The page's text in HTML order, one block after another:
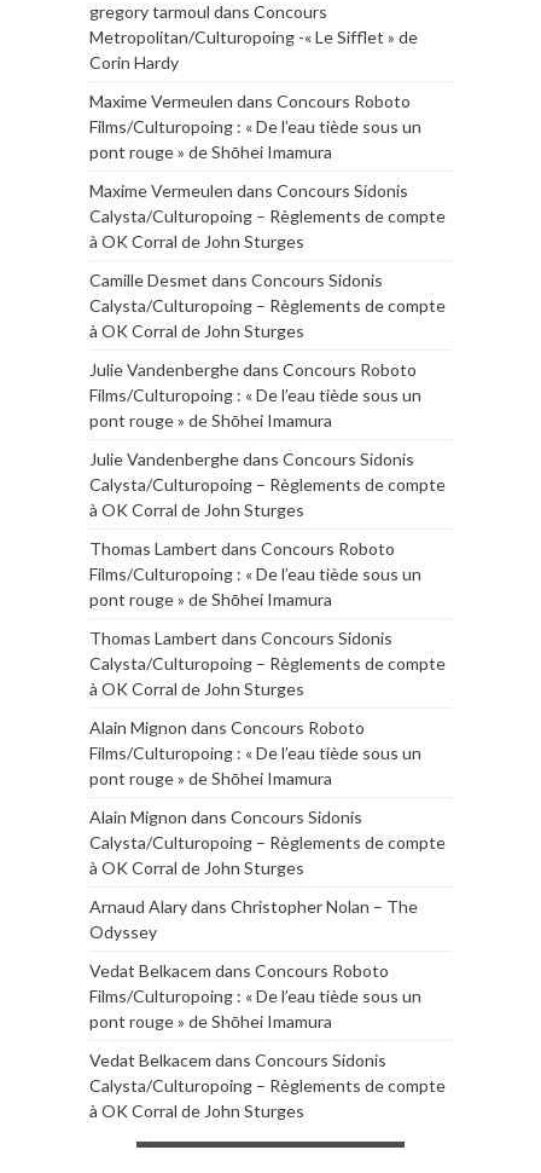
gregory tarmoul dans Concours
Metropolitan/Culturopoing -« Le Sifflet » de
Corin Hardy
Maxime Vermeulen dans Concours Roboto
Films/Culturopoing : « De l’eau tiède sous un
pont rouge » de Shōhei Imamura
Maxime Vermeulen dans Concours Sidonis
Calysta/Culturopoing – Règlements de compte
à OK Corral de John Sturges
Camille Desmet dans Concours Sidonis
Calysta/Culturopoing – Règlements de compte
à OK Corral de John Sturges
Julie Vandenberghedans Concours Roboto
Films/Culturopoing : « De l’eau tiède sous un
pont rouge » de Shōhei Imamura
Julie Vandenberghedans Concours Sidonis
Calysta/Culturopoing – Règlements de compte
à OK Corral de John Sturges
Thomas Lambert dans Concours Roboto
Films/Culturopoing : « De l’eau tiède sous un
pont rouge » de Shōhei Imamura
Thomas Lambert dans Concours Sidonis
Calysta/Culturopoing – Règlements de compte
à OK Corral de John Sturges
Alain Mignon dans Concours Roboto
Films/Culturopoing : « De l’eau tiède sous un
pont rouge » de Shōhei Imamura
Alain Mignon dans Concours Sidonis
Calysta/Culturopoing – Règlements de compte
à OK Corral de John Sturges
Arnaud Alarydans Christopher Nolan – The
Odyssey
Vedat Belkacem dans Concours Roboto
Films/Culturopoing : « De l’eau tiède sous un
pont rouge » de Shōhei Imamura
Vedat Belkacem dans Concours Sidonis
Calysta/Culturopoing – Règlements de compte
à OK Corral de John Sturges